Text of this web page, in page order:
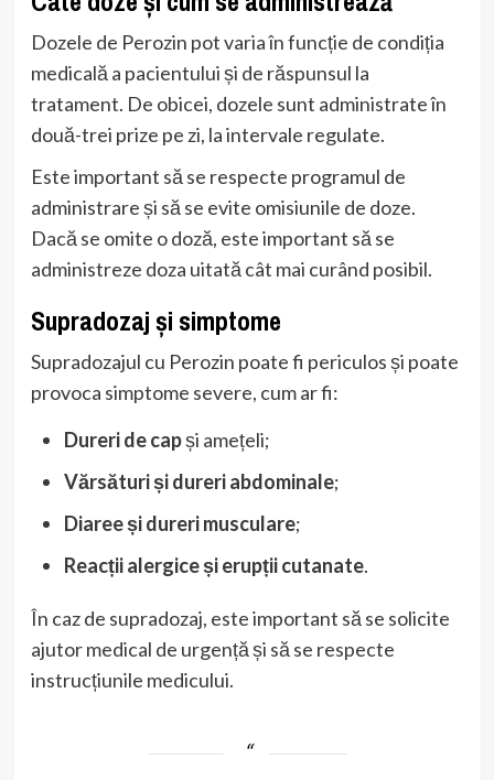
Dozele de Perozin pot varia în funcție de condiția
medicală a pacientului și de răspunsul la
tratament. De obicei, dozele sunt administrate în
două-trei prize pe zi, la intervale regulate.
Este important să se respecte programul de
administrare și să se evite omisiunile de doze.
Dacă se omite o doză, este important să se
administreze doza uitată cât mai curând posibil.
Supradozaj și simptome
Supradozajul cu Perozin poate fi periculos și poate
provoca simptome severe, cum ar fi:
Dureri de capși amețeli;
Vărsături și dureri abdominale;
Diaree și dureri musculare;
Reacții alergice și erupții cutanate.
În caz de supradozaj, este important să se solicite
ajutor medical de urgență și să se respecte
instrucțiunile medicului.